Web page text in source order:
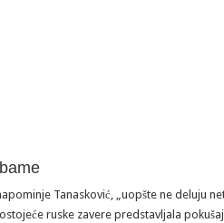
Tanasković, „uopšte ne deluju
ruske zavere predstavljala